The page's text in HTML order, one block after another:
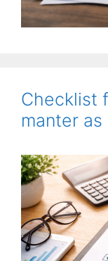
Checklist
manter